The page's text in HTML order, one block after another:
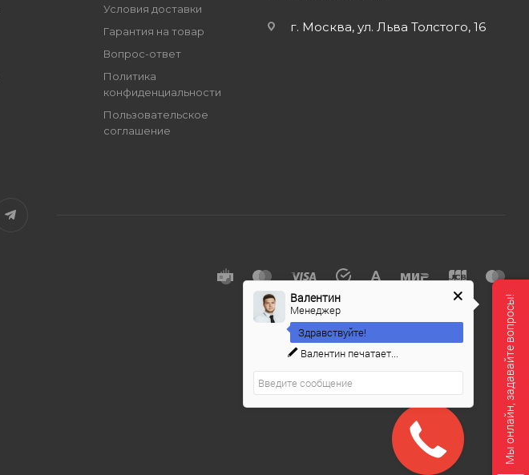
Условия доставки
Гарантия на товар
Вопрос-ответ
Политика
конфиденциальности
Пользовательское
соглашение
г. Москва, ул. Льва Толстого, 16
Мы онлайн, задавайте вопросы!
Валентин
Менеджер
Здравствуйте!
Валентин печатает...